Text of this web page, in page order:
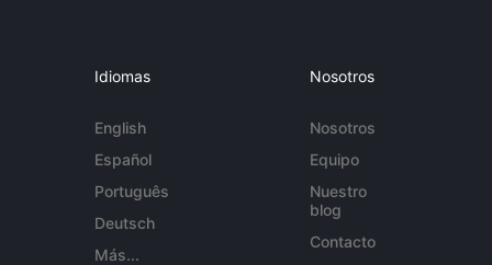
Idiomas
English
Español
Português
Deutsch
Más...
Nosotros
Nosotros
Equipo
Nuestro
blog
Contacto